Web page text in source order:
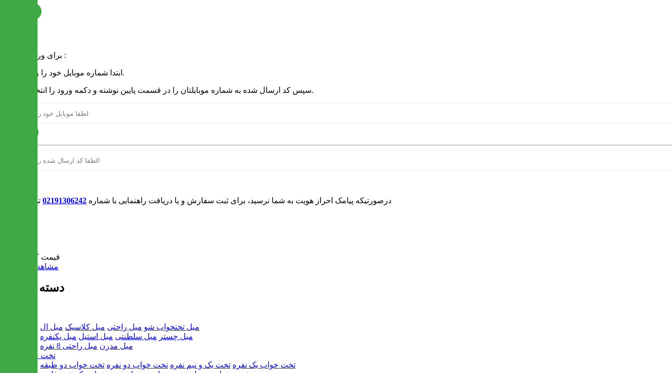
برای ورود به سایت :
1 - ابتدا شماره موبایل خود را وارد کنید.
2 - سپس کد ارسال شده به شماره موبایلتان را در قسمت پایین نوشته و دکمه ورود را انتخاب کنید.
درصورتیکه پیامک احراز هویت به شما نرسید، برای ثبت سفارش و یا دریافت راهنمایی با شماره 02191306242 تماس بگیرید
قیمت کل:
مشاهده سبد خرید
دسته بندی ها
مبل تختخواب شو مبل راحتی مبل کلاسیک مبل ال
مبل چستر مبل سلطنتی مبل استیل مبل یکنفره
مبل مدرن مبل راحتی 8 نفره
تخت خواب
تخت خواب یک نفره تخت یک و نیم نفره تخت خواب دو نفره تخت خواب دو طبقه